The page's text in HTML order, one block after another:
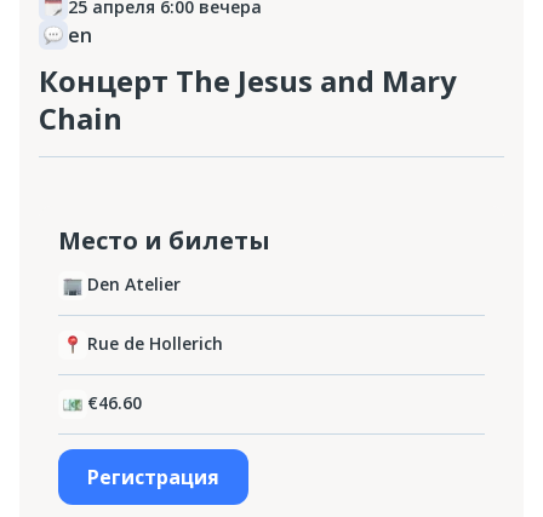
25 апреля 6:00 вечера
en
Концерт The Jesus and Mary
Chain
Место и билеты
Den Atelier
Rue de Hollerich
€46.60
Регистрация